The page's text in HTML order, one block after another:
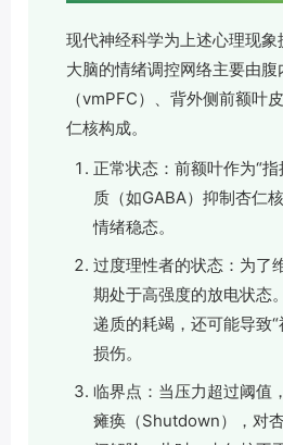
现代神经科学为上述心理现象
大脑的情绪调控网络主要由
（vmPFC）、背外侧前额叶
仁核构成。
正常状态：前额叶作为“
质（如GABA）抑制杏仁
情绪稳态。
过度理性者的状态：为了
期处于高强度的放电状态
递质的耗竭，还可能导致
损伤。
临界点：当压力超过阈值
瘫痪（Shutdown），对